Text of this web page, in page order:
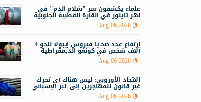
علماء يكشفون سر "شلام الدم" في
نهر تايلور في القارة القطبية الجنوبية
Aug 06 2026
ارتفاع عدد ضحايا فيروس إيبولا لنحو 4
آلاف شخص في كونغو الديمقراطية
Aug 06 2026
الاتحاد الأوروبي: ليس هناك أي تحرك
غير قانون للمهاجرين إلى البر الإسباني
Aug 06 2026